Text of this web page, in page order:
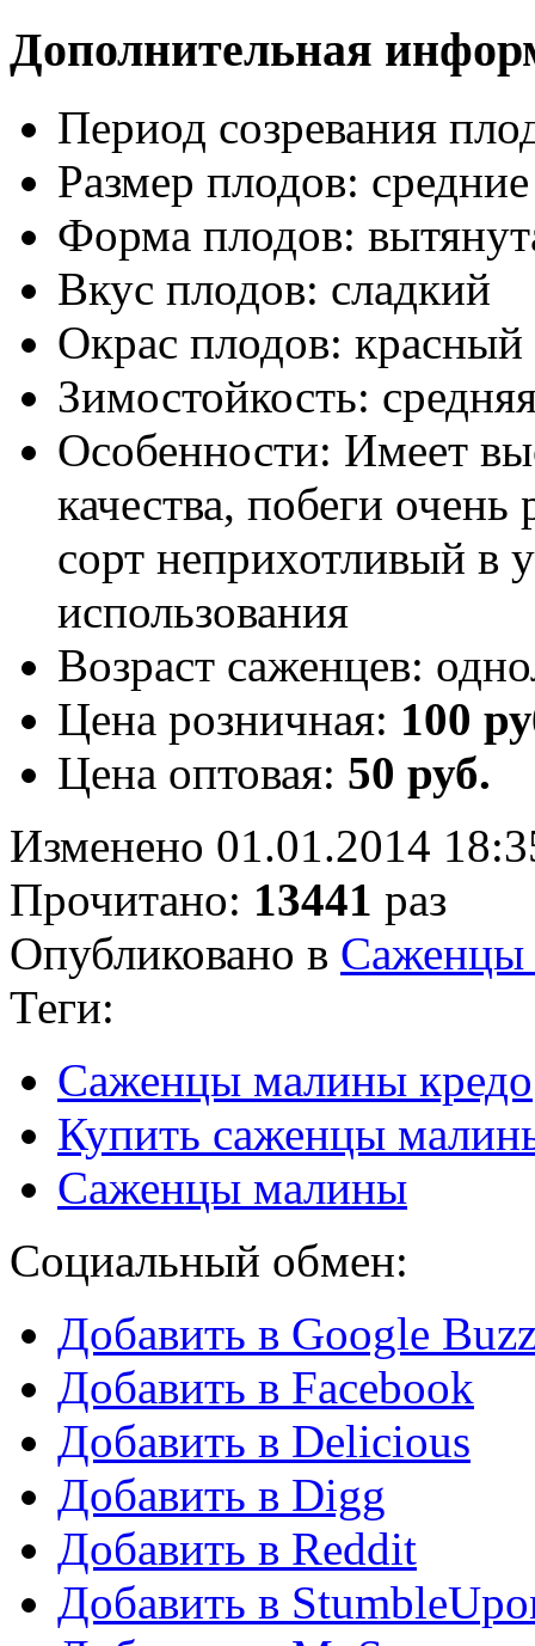
Дополнительная
Период созревания
Размер плодов: средние
Форма плодов:
Вкус плодов: сладкий
Окрас плодов: красный
Зимостойкость:
Особенности: Имеет
качества, побеги
сорт неприхотливый в
использования
Возраст саженцев:
Цена розничная: 100
Цена оптовая: 50 руб.
Изменено 01.01.2014
Прочитано: 13441 раз
Опубликовано в
Теги:
Саженцы малины кредо
Купить саженцы
Саженцы малины
Социальный обмен:
Добавить в Google
Добавить в Facebook
Добавить в Delicious
Добавить в Digg
Добавить в Reddit
Добавить в